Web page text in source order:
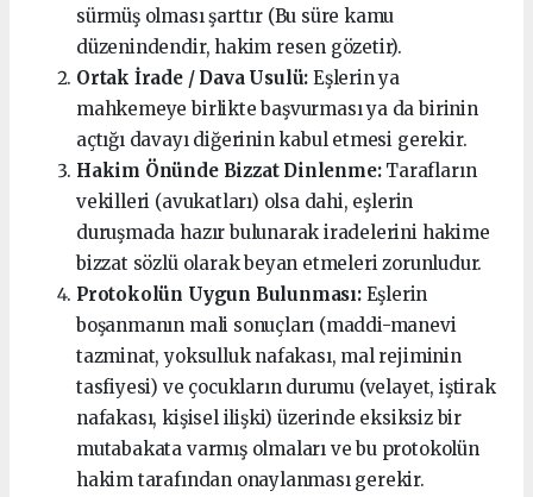
sürmüş olması şarttır (Bu süre kamu
düzenindendir, hakim resen gözetir).
Ortak İrade / Dava Usulü: Eşlerin ya
mahkemeye birlikte başvurması ya da birinin
açtığı davayı diğerinin kabul etmesi gerekir.
Hakim Önünde Bizzat Dinlenme:Tarafların
vekilleri (avukatları) olsa dahi, eşlerin
duruşmada hazır bulunarak iradelerini hakime
bizzat sözlü olarak beyan etmeleri zorunludur.
Protokolün Uygun Bulunması:Eşlerin
boşanmanın mali sonuçları (maddi-manevi
tazminat, yoksulluk nafakası, mal rejiminin
tasfiyesi) ve çocukların durumu (velayet, iştirak
nafakası, kişisel ilişki) üzerinde eksiksiz bir
mutabakata varmış olmaları ve bu protokolün
hakim tarafından onaylanması gerekir.